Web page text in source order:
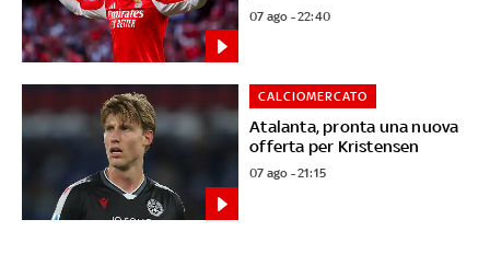
07 ago - 22:40
Atalanta, pronta una nuova
offerta per Kristensen
CALCIOMERCATO
07 ago - 21:15